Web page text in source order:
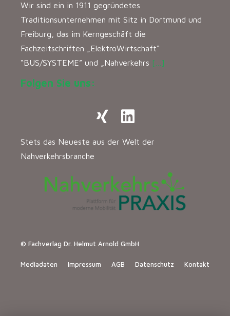
Wir sind ein in 1911 gegründetes
Traditionsunternehmen mit Sitz in Dortmund und
Freiburg, das im Kerngeschäft die
Fachzeitschriften „ElektroWirtschaft“
“BUS/SYSTEME” und „Nahverkehrs […]
Folgen Sie uns:
Stets das Neueste aus der Welt der
Nahverkehrsbranche
© Fachverlag Dr. Helmut Arnold GmbH
Mediadaten Impressum AGB Datenschutz Kontakt